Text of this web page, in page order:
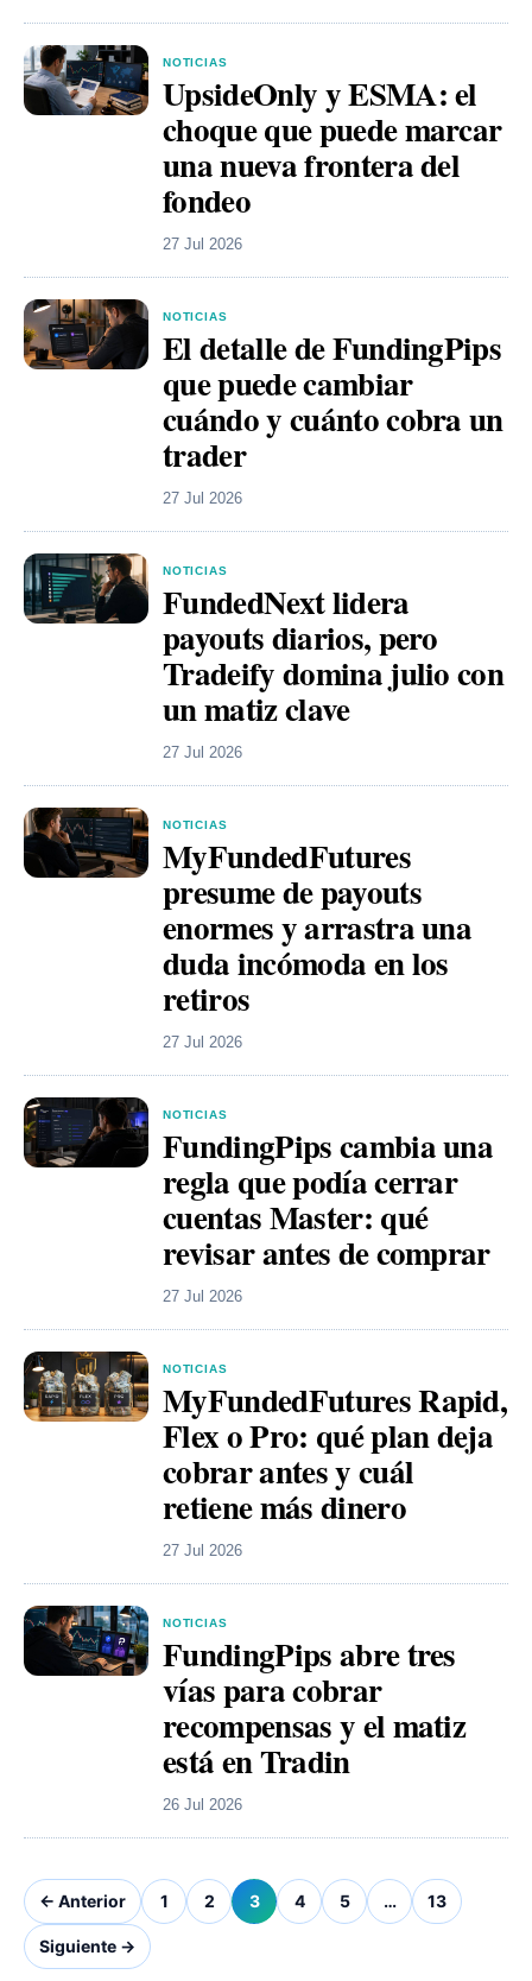
NOTICIAS
UpsideOnly y ESMA: el
choque que puede marcar
una nueva frontera del
fondeo
27 Jul 2026
NOTICIAS
El detalle de FundingPips
que puede cambiar
cuándo y cuánto cobra un
trader
27 Jul 2026
NOTICIAS
FundedNext lidera
payouts diarios, pero
Tradeify domina julio con
un matiz clave
27 Jul 2026
NOTICIAS
MyFundedFutures
presume de payouts
enormes y arrastra una
duda incómoda en los
retiros
27 Jul 2026
NOTICIAS
FundingPips cambia una
regla que podía cerrar
cuentas Master: qué
revisar antes de comprar
27 Jul 2026
NOTICIAS
MyFundedFutures Rapid,
Flex o Pro: qué plan deja
cobrar antes y cuál
retiene más dinero
27 Jul 2026
NOTICIAS
FundingPips abre tres
vías para cobrar
recompensas y el matiz
está en Tradin
26 Jul 2026
← Anterior 1 2 3 4 5 … 13
Siguiente →